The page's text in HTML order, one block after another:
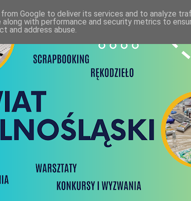
Google to deliver its services and to analyze
along with performance and security metrics to
and address abuse.